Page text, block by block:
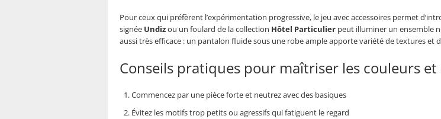
Pour ceux qui préfèrent l’expérimentation progressive, le jeu avec accessoires permet
signée Undizou un foulard de la collection Hôtel Particulier peut illuminer un ensemble
aussi très efficace : un pantalon fluide sous une robe ample apporte variété de textures et
Conseils pratiques pour maîtriser les couleurs
Commencez par une pièce forte et neutrez avec des basiques
Évitez les motifs trop petits ou agressifs qui fatiguent le regard